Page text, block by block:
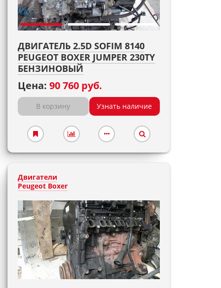
ДВИГАТЕЛЬ 2.5D SOFIM 8140
PEUGEOT BOXER JUMPER 230TY
БЕНЗИНОВЫЙ
Цена: 90 760 руб.
В корзину Узнать наличие
Двигатели
Peugeot Boxer